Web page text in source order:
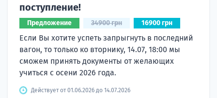
поступление!
Предложение 34900 грн 16900 грн
Если Вы хотите успеть запрыгнуть в последний
вагон, то только ко вторнику, 14.07, 18:00 мы
сможем принять документы от желающих
учиться с осени 2026 года.
Действует от 01.06.2026 до 14.07.2026